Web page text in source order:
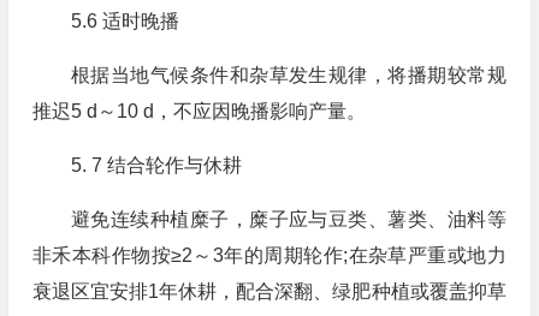
5.6 适时晚播
根据当地气候条件和杂草发生规律，将播期较常规
推迟5 d～10 d，不应因晚播影响产量。
5. 7 结合轮作与休耕
避免连续种植糜子，糜子应与豆类、薯类、油料等
非禾本科作物按≥2～3年的周期轮作;在杂草严重或地力
衰退区宜安排1年休耕，配合深翻、绿肥种植或覆盖抑草